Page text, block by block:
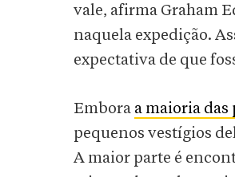
vale, afirma Graham
naquela expedição.
expectativa de que
Embora a maioria
pequenos vestígios
A maior parte é